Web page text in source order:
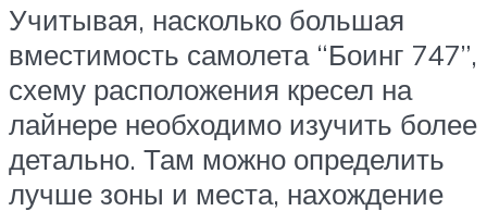
Учитывая, насколько большая
вместимость самолета “Боинг 747”,
схему расположения кресел на
лайнере необходимо изучить более
детально. Там можно определить
лучше зоны и места, нахождение